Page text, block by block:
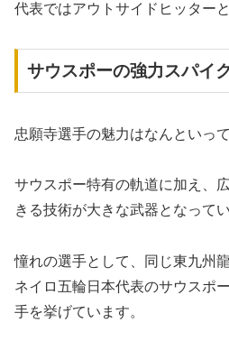
代表ではアウトサイドヒッター
サウスポーの強力スパイ
忠願寺選手の魅力はなんといっ
サウスポー特有の軌道に加え、
きる技術が大きな武器となってい
憧れの選手として、同じ東九州
ネイロ五輪日本代表のサウスポ
手を挙げています。